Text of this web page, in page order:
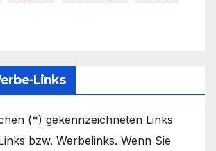
Links
(*) gekennzeichneten Links
bzw. Werbelinks. Wenn Sie